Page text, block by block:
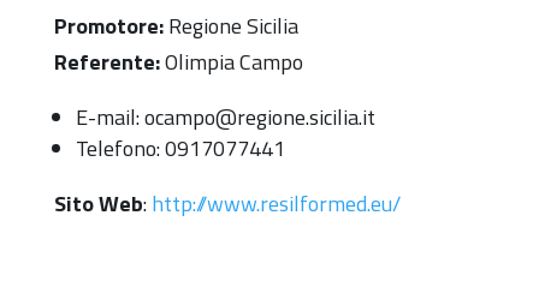
Promotore:Regione Sicilia
Referente:Olimpia Campo
E-mail: ocampo@regione.sicilia.it
Telefono: 0917077441
Sito Web:http://www.resilformed.eu/